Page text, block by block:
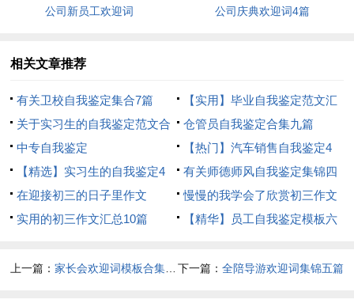
公司新员工欢迎词 公司庆典欢迎词4篇
相关文章推荐
有关卫校自我鉴定集合7篇
【实用】毕业自我鉴定范文汇
编七篇
关于实习生的自我鉴定范文合
集十篇
仓管员自我鉴定合集九篇
中专自我鉴定
【热门】汽车销售自我鉴定4
篇
【精选】实习生的自我鉴定4
篇
有关师德师风自我鉴定集锦四
篇
在迎接初三的日子里作文
慢慢的我学会了欣赏初三作文
实用的初三作文汇总10篇
【精华】员工自我鉴定模板六
上一篇：家长会欢迎词模板合集八篇 下一篇： 全陪导游欢迎词集锦五篇